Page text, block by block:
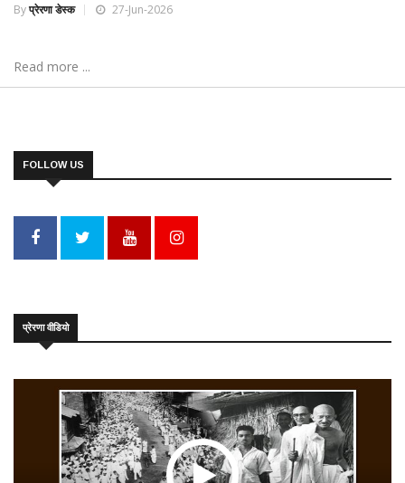
Byप्रेरणा डेस्क 27-Jun-2026
Read more ...
FOLLOW US
प्रेरणा वीडियो